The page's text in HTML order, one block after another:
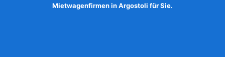
Mietwagenfirmen in Argostoli für Sie.